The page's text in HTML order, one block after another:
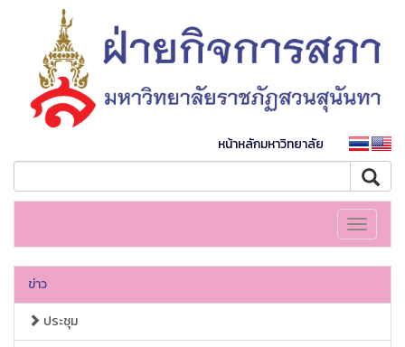
หน้าหลักมหาวิทยาลัย
Toggle
ข่าว
ประชุม